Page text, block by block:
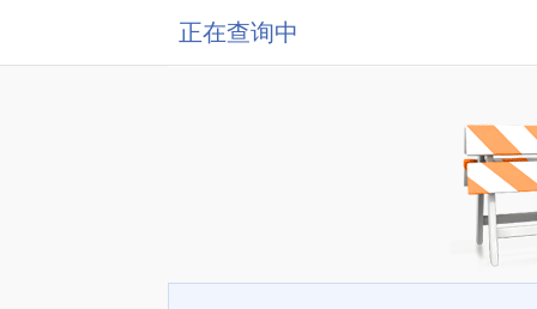
正在查询中